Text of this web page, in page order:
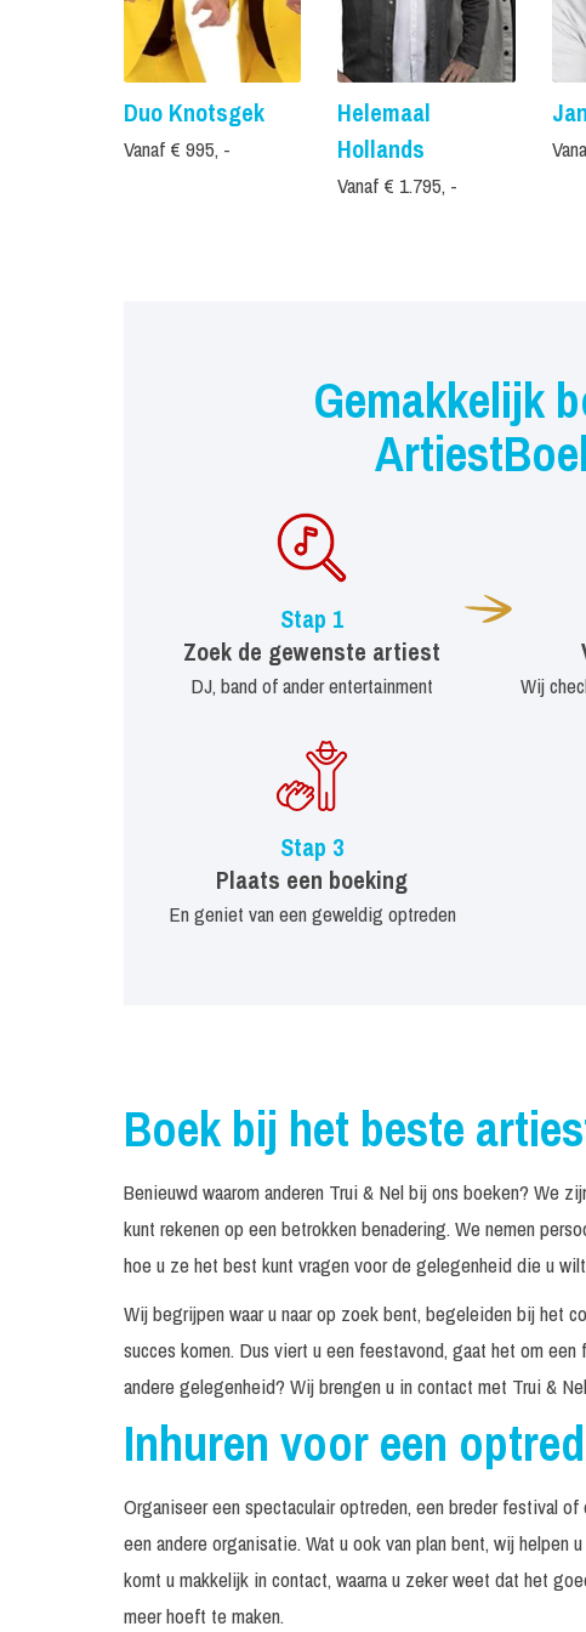
Duo Knotsgek
Vanaf € 995, -
Helemaal
Hollands
Vanaf € 1.795, -
Gemakkelijk
Stap 1
Zoek de gewenste artiest
DJ, band of ander entertainment Wij
Stap 3
Plaats een boeking
En geniet van een geweldig optreden
Boek bij het beste
Benieuwd waarom anderen Trui & Nel bij ons boeken? We
kunt rekenen op een betrokken benadering. We nemen
hoe u ze het best kunt vragen voor de gelegenheid die u
Wij begrijpen waar u naar op zoek bent, begeleiden bij het
succes komen. Dus viert u een feestavond, gaat het om
andere gelegenheid? Wij brengen u in contact met Trui &
Inhuren voor een
Organiseer een spectaculair optreden, een breder festival
een andere organisatie. Wat u ook van plan bent, wij
komt u makkelijk in contact, waarna u zeker weet dat het
meer hoeft te maken.